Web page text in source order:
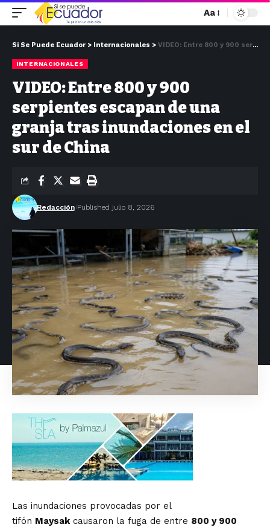
Aa
Si Se Puede Ecuador > Internacionales > VIDEO: Entre 800 y 900 serpientes escapan de una granja tras inundaciones en el sur de China
INTERNACIONALES
VIDEO: Entre 800 y 900
serpientes escapan de una
granja tras inundaciones en el
sur de China
Redacción Published julio 8, 2026
Las inundaciones provocadas por el
tifón Maysakcausaron la fuga de entre 800 y 900